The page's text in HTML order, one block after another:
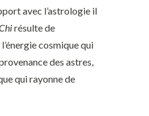
avec l’astrologie il
résulte de
cosmique qui
des astres,
qui rayonne de